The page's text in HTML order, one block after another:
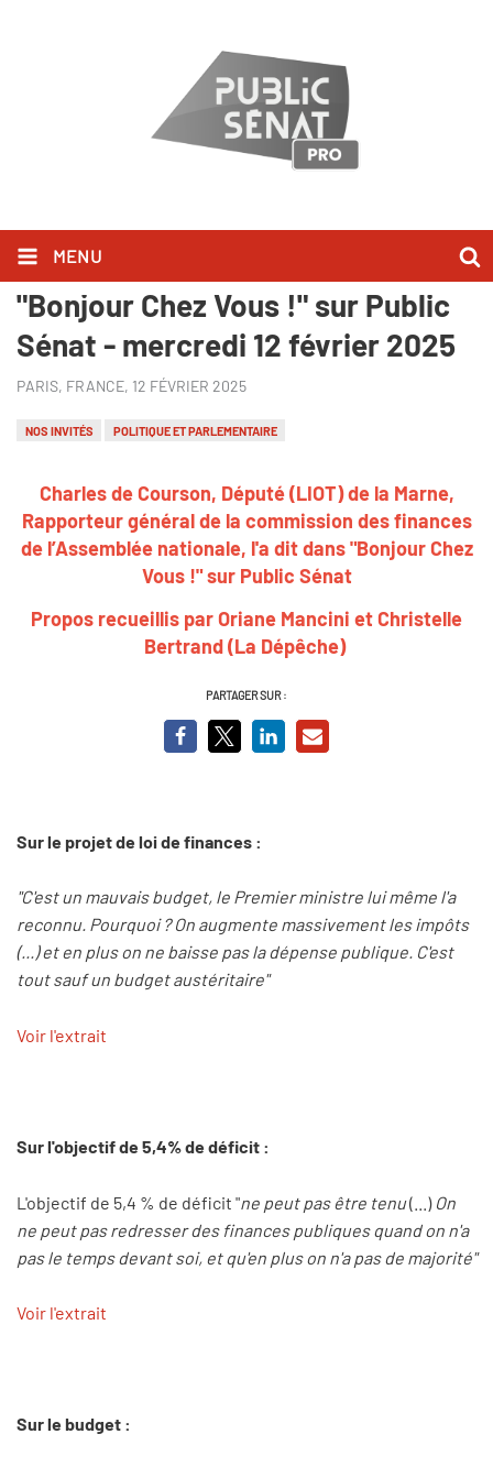
MENU
Charles de Courson l'a dit dans
"Bonjour Chez Vous !" sur Public
Sénat - mercredi 12 février 2025
PARIS, FRANCE, 12 FÉVRIER 2025
NOS INVITÉS POLITIQUE ET PARLEMENTAIRE
Charles de Courson, Député (LIOT) de la Marne,
Rapporteur général de la commission des finances
de l’Assemblée nationale, l'a dit dans "Bonjour Chez
Vous !" sur Public Sénat
Propos recueillis par Oriane Mancini et Christelle
Bertrand (La Dépêche)
PARTAGER SUR :
Sur le projet de loi de finances :
"C'est un mauvais budget, le Premier ministre lui même l'a
reconnu. Pourquoi ? On augmente massivement les impôts
(...) et en plus on ne baisse pas la dépense publique. C'est
tout sauf un budget austéritaire"
Voir l'extrait
Sur l'objectif de 5,4% de déficit :
L'objectif de 5,4 % de déficit "ne peut pas être tenu(...) On
ne peut pas redresser des finances publiques quand on n'a
pas le temps devant soi, et qu'en plus on n'a pas de majorité"
Voir l'extrait
Sur le budget :